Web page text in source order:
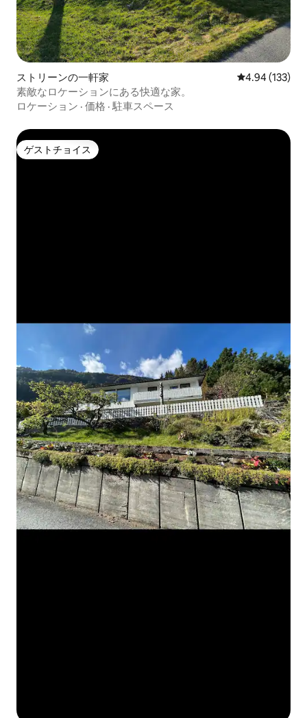
ストリーンの一軒家 レビュー133
4.94 (133)
素敵なロケーションにある快適な家。
ロケーション · 価格 ·駐車スペース
ゲストチョイス
ゲストチョイス